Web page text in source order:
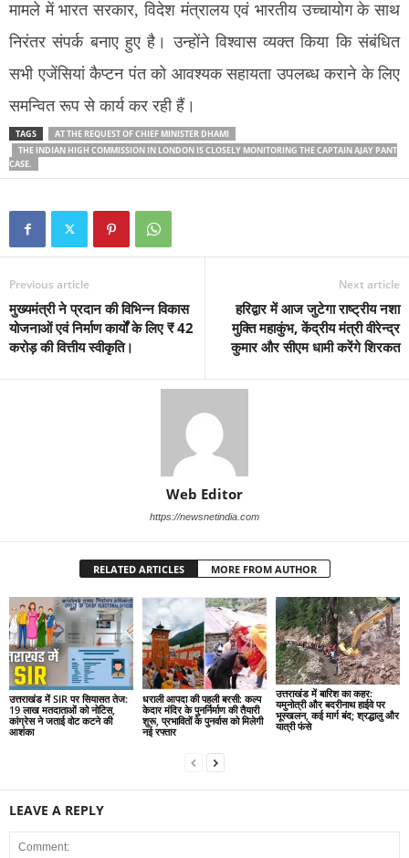
मामले में भारत सरकार, विदेश मंत्रालय एवं भारतीय उच्चायोग के साथ
निरंतर संपर्क बनाए हुए है। उन्होंने विश्वास व्यक्त किया कि संबंधित
सभी एजेंसियां कैप्टन पंत को आवश्यक सहायता उपलब्ध कराने के लिए
समन्वित रूप से कार्य कर रही हैं।
TAGS
AT THE REQUEST OF CHIEF MINISTER DHAMI
THE INDIAN HIGH COMMISSION IN LONDON IS CLOSELY MONITORING THE CAPTAIN AJAY PANT
CASE.
Previous article
मुख्यमंत्री ने प्रदान की विभिन्न विकास
योजनाओं एवं निर्माण कार्यों के लिए ₹ 42
करोड़ की वित्तीय स्वीकृति।
Next article
हरिद्वार में आज जुटेगा राष्ट्रीय नशा
मुक्ति महाकुंभ, केंद्रीय मंत्री वीरेन्द्र
कुमार और सीएम धामी करेंगे शिरकत
Web Editor
https://newsnetindia.com
RELATED ARTICLES MORE FROM AUTHOR
उत्तराखंड में SIR पर सियासत तेज:
19 लाख मतदाताओं को नोटिस,
कांग्रेस ने जताई वोट कटने की
आशंका
धराली आपदा की पहली बरसी: कल्प
केदार मंदिर के पुनर्निर्माण की तैयारी
शुरू, प्रभावितों के पुनर्वास को मिलेगी
नई रफ्तार
उत्तराखंड में बारिश का कहर:
यमुनोत्री और बदरीनाथ हाईवे पर
भूस्खलन, कई मार्ग बंद; श्रद्धालु और
यात्री फंसे
LEAVE A REPLY